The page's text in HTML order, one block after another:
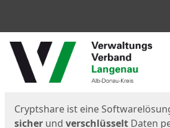
Start
Cryptshare ist eine
sicher und verschlüsselt Daten